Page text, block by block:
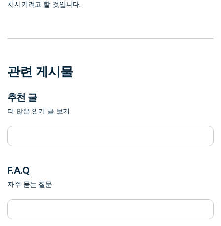
치시키려고 할 것입니다.
관련 게시물
추천 글
더 많은 인기 글 보기
F.A.Q
자주 묻는 질문